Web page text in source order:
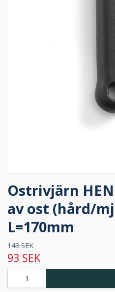
Ostrivjärn
av ost (hård/
L=170mm
143 SEK
93 SEK